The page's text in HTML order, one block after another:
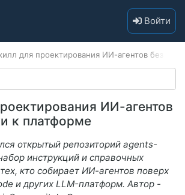
Войти
для проектирования ИИ-агентов без
ИИ-агентов
к платформе
открытый репозиторий agents-
инструкций и справочных
кто собирает ИИ-агентов поверх
и других LLM-платформ. Автор -